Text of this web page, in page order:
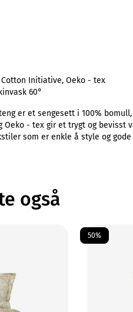
Initiative, Oeko - tex
60°
er et sengesett i 100%
- tex gir et trygt og bevisst
som er enkle å style og
også
50%